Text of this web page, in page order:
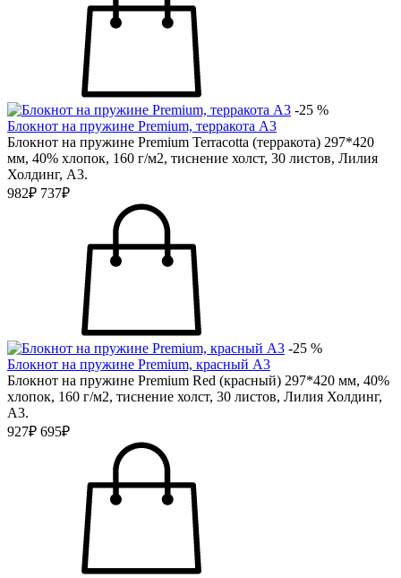
-25 %
Блокнот на пружине Premium, терракота А3
Блокнот на пружине Premium Terracotta (терракота) 297*420
мм, 40% хлопок, 160 г/м2, тиснение холст, 30 листов, Лилия
Холдинг, А3.
982₽ 737₽
-25 %
Блокнот на пружине Premium, красный А3
Блокнот на пружине Premium Red (красный) 297*420 мм, 40%
хлопок, 160 г/м2, тиснение холст, 30 листов, Лилия Холдинг,
А3.
927₽ 695₽